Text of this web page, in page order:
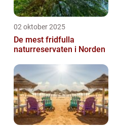
02 oktober 2025
De mest fridfulla
naturreservaten i Norden